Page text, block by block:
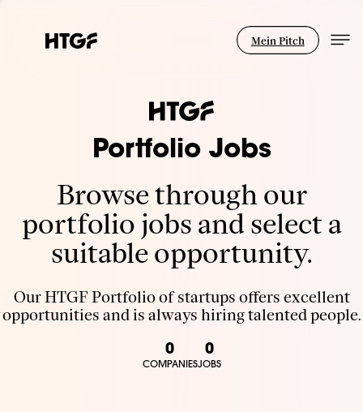
Mein Pitch
Portfolio Jobs
Browse through our
portfolio jobs and select a
suitable opportunity.
Our HTGF Portfolio of startups offers excellent
opportunities and is always hiring talented people.
0
COMPANIES
0
JOBS